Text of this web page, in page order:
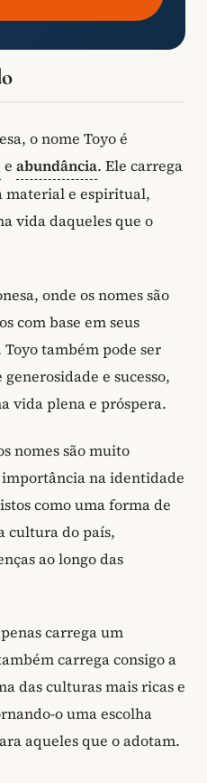
o nome Toyo é
e abundância. Ele carrega
material e espiritual,
vida daqueles que o
onde os nomes são
com base em seus
também pode ser
e sucesso,
vida plena e próspera.
nomes são muito
na identidade
como uma forma de
cultura do país,
ao longo das
carrega um
carrega consigo a
das culturas mais ricas e
o uma escolha
aqueles que o adotam.